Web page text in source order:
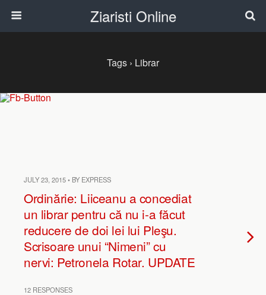
Ziaristi Online
Tags › Librar
JULY 23, 2015 • BY EXPRESS
Ordinărie: Liiceanu a concediat
un librar pentru că nu i-a făcut
reducere de doi lei lui Pleşu.
Scrisoare unui “Nimeni” cu
nervi: Petronela Rotar. UPDATE
12 RESPONSES